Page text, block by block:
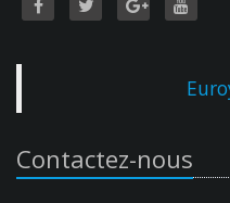
Contactez-nous